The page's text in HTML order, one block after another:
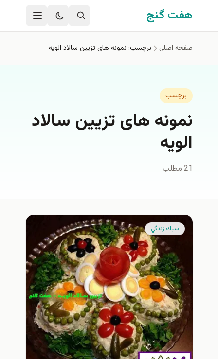
رفتن به محتوای اصلی
هفت گنج
صفحه اصلی برچسب: نمونه های تزیین سالاد الویه
برچسب
نمونه های تزیین سالاد
الویه
21 مطلب
سبك زندگي